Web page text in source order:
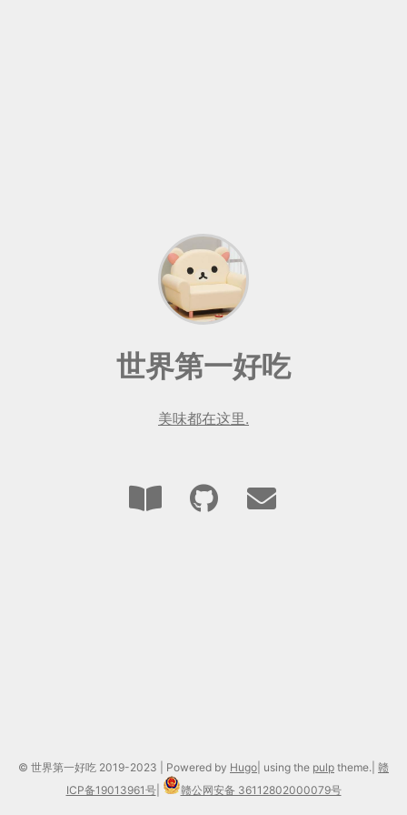
世界第一好吃
美味都在这里.
© 世界第一好吃 2019-2023 | Powered by Hugo | using the pulp theme.| 赣
ICP备19013961号| 赣公网安备 36112802000079号